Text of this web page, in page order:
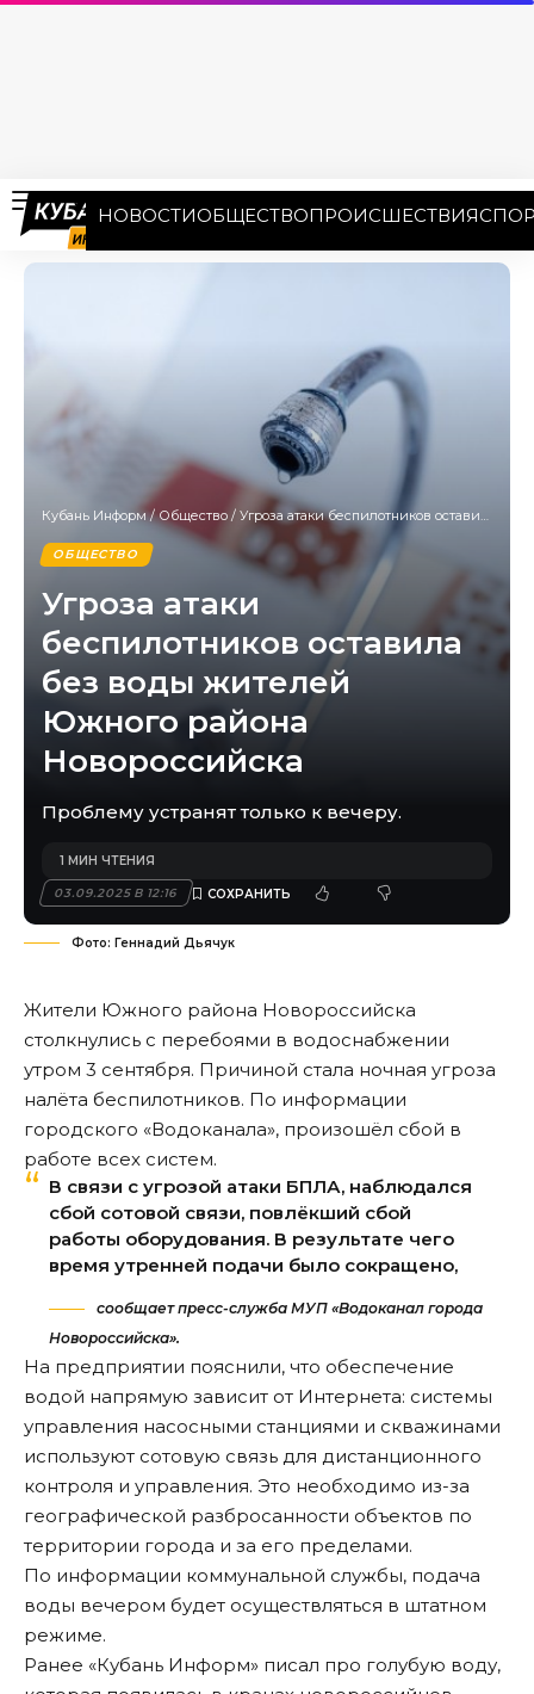
НОВОСТИОБЩЕСТВОПРОИСШЕСТВИЯ
Кубань Информ/Общество / Угроза атаки беспилотников оставила без воды жителей Южного района Новороссийска
ОБЩЕСТВО
Угроза атаки
беспилотников оставила
без воды жителей
Южного района
Новороссийска
Проблему устранят только к вечеру.
03.09.2025 В 12:16
1 МИН ЧТЕНИЯ
Фото: Геннадий Дьячук
Жители Южного района Новороссийска
столкнулись с перебоями в водоснабжении
утром 3 сентября. Причиной стала ночная угроза
налёта беспилотников. По информации
городского «Водоканала», произошёл сбой в
работе всех систем.
В связи с угрозой атаки БПЛА, наблюдался
сбой сотовой связи, повлёкший сбой
работы оборудования. В результате чего
время утренней подачи было сокращено,
сообщает пресс-служба МУП «Водоканал города
Новороссийска».
На предприятии пояснили, что обеспечение
водой напрямую зависит от Интернета: системы
управления насосными станциями и скважинами
используют сотовую связь для дистанционного
контроля и управления. Это необходимо из-за
географической разбросанности объектов по
территории города и за его пределами.
По информации коммунальной службы, подача
воды вечером будет осуществляться в штатном
режиме.
Ранее «Кубань Информ» писал про голубую воду,